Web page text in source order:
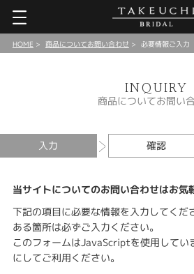
HOME 商品についてお問い合わせ 必要情報ご入力
INQUIRY
商品についてお問い
入力 確認
当サイトについてのお問い合わせはお気
下記の項目に必要な情報を入力してくだ
ある箇所は必ずご入力ください。
このフォームはJavaScriptを使用して
にしてご利用ください。